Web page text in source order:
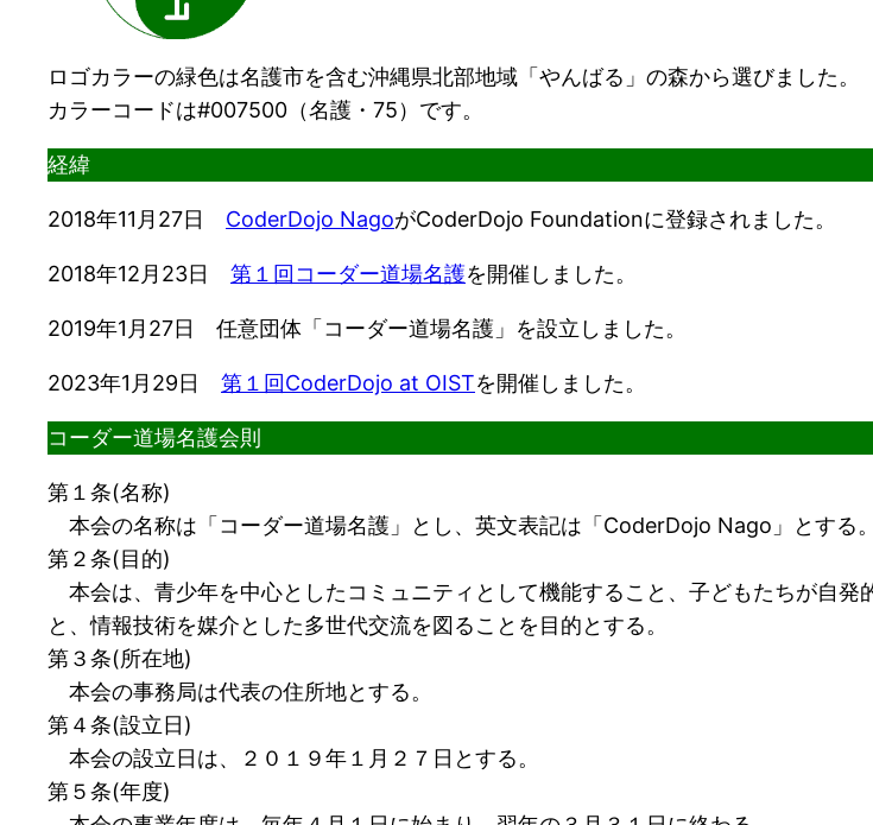
ロゴカラーの緑色は名護市を含む沖縄県北部地域「やんばる」の森から選びました。
カラーコードは#007500（名護・75）です。
経緯
2018年11月27日 CoderDojo NagoがCoderDojo Foundationに登録されました。
2018年12月23日 第１回コーダー道場名護を開催しました。
2019年1月27日 任意団体「コーダー道場名護」を設立しました。
2023年1月29日 第１回CoderDojo at OISTを開催しました。
コーダー道場名護会則
第１条(名称)
本会の名称は「コーダー道場名護」とし、英文表記は「CoderDojo Nago」とする。
第２条(目的)
本会は、青少年を中心としたコミュニティとして機能すること、子どもたちが自
と、情報技術を媒介とした多世代交流を図ることを目的とする。
第３条(所在地)
本会の事務局は代表の住所地とする。
第４条(設立日)
本会の設立日は、２０１９年１月２７日とする。
第５条(年度)